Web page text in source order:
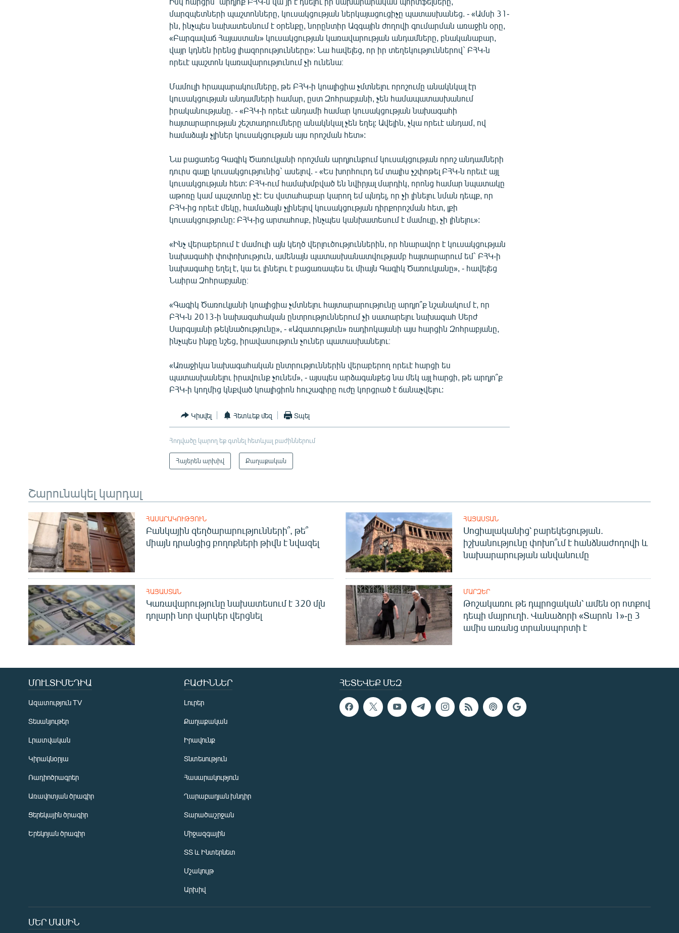
մարզպետների պաշտոնները, կուսակցության ներկայացուցիչը պատասխանեց. - «Ամսի 31-
ին, ինչպես նախատեսնում է օրենքը, նորընտիր Ազգային ժողովի գումարման առաջին օրը,
«Բարգավաճ Հայաստան» կուսակցության կառավարության անդամները, բնականաբար,
վայր կդնեն իրենց լիազորությունները»: Նա հավելեց, որ իր տեղեկություններով` ԲՀԿ-ն
որեւէ պաշտոն կառավարությունում չի ունենա։
Մամուլի հրապարակումները, թե ԲՀԿ-ի կոալիցիա չմտնելու որոշումը անակնկալ էր
կուսակցության անդամների համար, ըստ Զոհրաբյանի, չեն համապատասխանում
իրականությանը. - «ԲՀԿ-ի որեւէ անդամի համար կուսակցության նախագահի
հայտարարության շեշտադրումները անակնկալ չեն եղել: Ավելին, չկա որեւէ անդամ, ով
համաձայն չլիներ կուսակցության այս որոշման հետ»:
Նա բացառեց Գագիկ Ծառուկյանի որոշման արդյունքում կուսակցության որոշ անդամների
դուրս գալը կուսակցությունից` ասելով. - «Ես խորհուրդ եմ տալիս չշփոթել ԲՀԿ-ն որեւէ այլ
կուսակցության հետ: ԲՀԿ-ում համախմբված են նվիրյալ մարդիկ, որոնց համար նպատակը
աթոռը կամ պաշտոնը չէ: Ես վստահաբար կարող եմ պնդել, որ չի լինելու նման դեպք, որ
ԲՀԿ-ից որեւէ մեկը, համաձայն չլինելով կուսակցության դիրքորոշման հետ, լքի
կուսակցությունը: ԲՀԿ-ից արտահոսք, ինչպես կանխատեսում է մամուլը, չի լինելու»:
«Ինչ վերաբերում է մամուլի այն կեղծ վերլուծություններին, որ հնարավոր է կուսակցության
նախագահի փոփոխություն, ամենայն պատասխանատվությամբ հայտարարում եմ` ԲՀԿ-ի
նախագահը եղել է, կա եւ լինելու է բացառապես եւ միայն Գագիկ Ծառուկյանը», - հավելեց
Նաիրա Զոհրաբյանը։
«Գագիկ Ծառուկյանի կոալիցիա չմտնելու հայտարարությունը արդյո՞ք նշանակում է, որ
ԲՀԿ-ն 2013-ի նախագահական ընտրություններում չի սատարելու նախագահ Սերժ
Սարգսյանի թեկնածությունը», - «Ազատություն» ռադիոկայանի այս հարցին Զոհրաբյանը,
ինչպես ինքը նշեց, իրավասություն չուներ պատասխանելու։
«Առաջիկա նախագահական ընտրություններին վերաբերող որեւէ հարցի ես
պատասխանելու իրավունք չունեմ», - այսպես արձագանքեց նա մեկ այլ հարցի, թե արդյո՞ք
ԲՀԿ-ի կողմից կնքված կոալիցիոն հուշագիրը ուժը կորցրած է ճանաչվելու:
Կիսվել Հետևեք մեզ Տպել
Հոդվածը կարող եք գտնել հետևյալ բաժիններում
Հայերեն արխիվ Քաղաքական
Շարունակել կարդալ
ՀԱՍԱՐԱԿՈՒԹՅՈՒՆ
Բանկային զեղծարարությունների՞, թե՞
միայն դրանցից բողոքների թիվն է նվազել
ՀԱՅԱՍՏԱՆ
Սոցիալականից՝ բարեկեցության.
իշխանությունը փոխո՞ւմ է հանձնաժողովի և
նախարարության անվանումը
ՀԱՅԱՍՏԱՆ
Կառավարությունը նախատեսում է 320 մլն
դոլարի նոր վարկեր վերցնել
ՄԱՐԶԵՐ
Թոշակառու թե դպրոցական՝ ամեն օր ոտքով
դեպի մայրուղի. Վանաձորի «Տարոն 1»-ը 3
ամիս առանց տրանսպորտի է
ՀԵՏԵՎԵՔ ՄԵԶ
ՄՈՒԼՏԻՄԵԴԻԱ
Ազատություն TV
Տեսանյութեր
Լրատվական
Կիրակնօրյա
Ռադիոծրագրեր
Առավոտյան ծրագիր
Ցերեկային ծրագիր
Երեկոյան ծրագիր
ԲԱԺԻՆՆԵՐ
Լուրեր
Քաղաքական
Իրավունք
Տնտեսություն
Հասարակություն
Ղարաբաղյան խնդիր
Տարածաշրջան
Միջազգային
ՏՏ և Ինտերնետ
Մշակույթ
Արխիվ
ՄԵՐ ՄԱՍԻՆ